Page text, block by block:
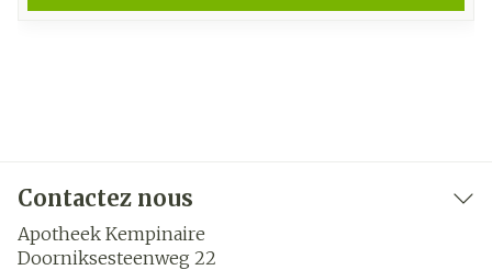
Contactez nous
Apotheek Kempinaire
Doorniksesteenweg 22